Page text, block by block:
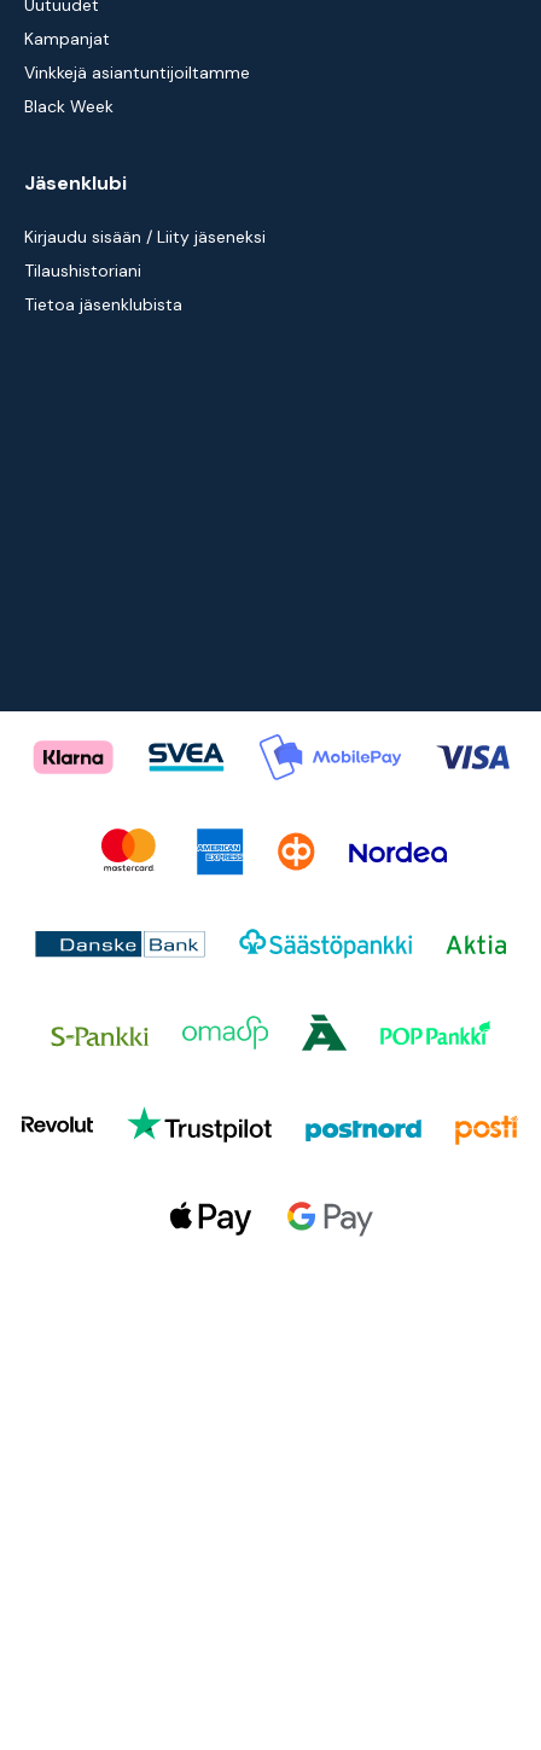
Uutuudet
Kampanjat
Vinkkejä asiantuntijoiltamme
Black Week
Jäsenklubi
Kirjaudu sisään / Liity jäseneksi
Tilaushistoriani
Tietoa jäsenklubista